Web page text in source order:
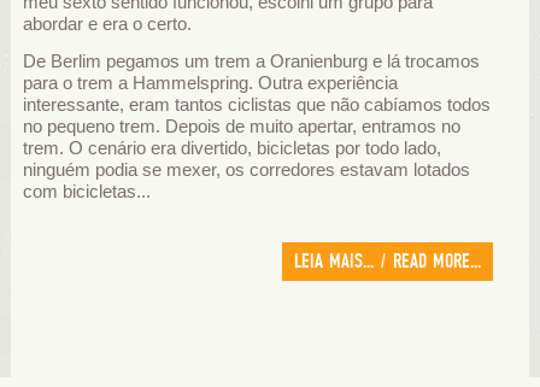
abordar e era o certo.
De Berlim pegamos um trem a Oranienburg e lá trocamos
para o trem a Hammelspring. Outra experiência
interessante, eram tantos ciclistas que não cabíamos todos
no pequeno trem. Depois de muito apertar, entramos no
trem. O cenário era divertido, bicicletas por todo lado,
ninguém podia se mexer, os corredores estavam lotados
com bicicletas...
LEIA MAIS... / READ MORE...